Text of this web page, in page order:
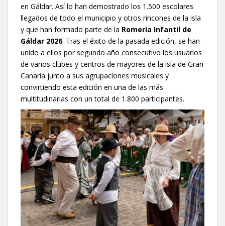
en Gáldar. Así lo han demostrado los 1.500 escolares
llegados de todo el municipio y otros rincones de la isla
y que han formado parte de la Romería Infantil de
Gáldar 2026. Tras el éxito de la pasada edición, se han
unido a ellos por segundo año consecutivo los usuarios
de varios clubes y centros de mayores de la isla de Gran
Canaria junto a sus agrupaciones musicales y
convirtiendo esta edición en una de las más
multitudinarias con un total de 1.800 participantes.